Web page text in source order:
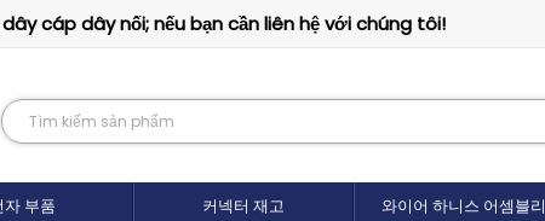
cáp dây nối; nếu bạn cần liên hệ với chúng tôi!
자 부품 커넥터 재고 와이어 하니스 어셈블리